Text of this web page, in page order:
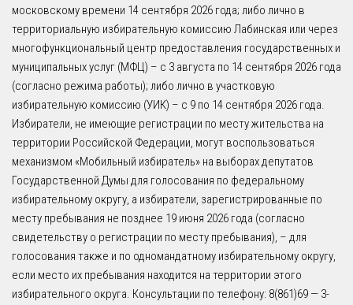
московскому времени 14 сентября 2026 года; либо лично в
территориальную избирательную комиссию Лабинская или через
многофункциональный центр предоставления государственных и
муниципальных услуг (МФЦ) – с 3 августа по 14 сентября 2026 года
(согласно режима работы); либо лично в участковую
избирательную комиссию (УИК) – с 9 по 14 сентября 2026 года.
Избиратели, не имеющие регистрации по месту жительства на
территории Российской Федерации, могут воспользоваться
механизмом «Мобильный избиратель» на выборах депутатов
Государственной Думы для голосования по федеральному
избирательному округу, а избиратели, зарегистрированные по
месту пребывания не позднее 19 июня 2026 года (согласно
свидетельству о регистрации по месту пребывания), – для
голосования также и по одномандатному избирательному округу,
если место их пребывания находится на территории этого
избирательного округа. Консультации по телефону: 8(861)69 — 3-